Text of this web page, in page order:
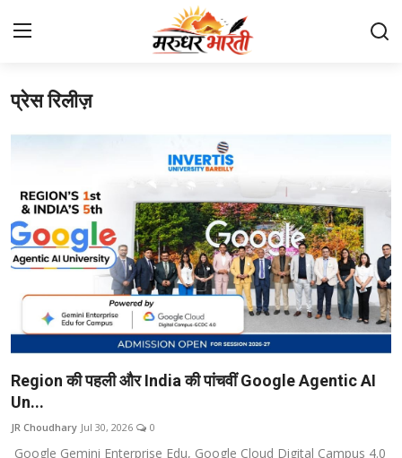
Home
हमारे बारे में
देश
राजस्थान
बिजनेस
मनोरंजन
टेक
प्रेस रिलीज़
Region की पहली और India की पांचवीं Google Agentic AI
Un...
JR Choudhary Jul 30, 2026 0
Google Gemini Enterprise Edu, Google Cloud Digital Campus 4.0